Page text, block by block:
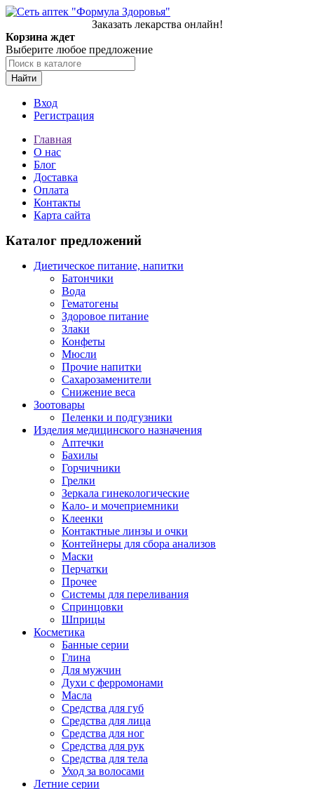
Заказать лекарства онлайн!
Корзина ждет
Выберите любое предложение
Найти
Вход
Регистрация
Главная
О нас
Блог
Доставка
Оплата
Контакты
Карта сайта
Каталог предложений
Диетическое питание, напитки
Батончики
Вода
Гематогены
Здоровое питание
Злаки
Конфеты
Мюсли
Прочие напитки
Сахарозаменители
Снижение веса
Зоотовары
Пеленки и подгузники
Изделия медицинского назначения
Аптечки
Бахилы
Горчичники
Грелки
Зеркала гинекологические
Кало- и мочеприемники
Клеенки
Контактные линзы и очки
Контейнеры для сбора анализов
Маски
Перчатки
Прочее
Системы для переливания
Спринцовки
Шприцы
Косметика
Банные серии
Глина
Для мужчин
Духи с ферромонами
Масла
Средства для губ
Средства для лица
Средства для ног
Средства для рук
Средства для тела
Уход за волосами
Летние серии